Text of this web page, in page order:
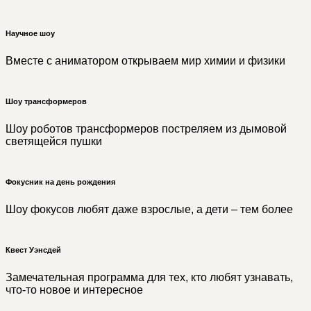
Научное шоу
Вместе с аниматором открываем мир химии и физики
Шоу трансформеров
Шоу роботов трансформеров постреляем из дымовой
светящейся пушки
Фокусник на день рождения
Шоу фокусов любят даже взрослые, а дети – тем более
Квест Уэнсдей
Замечательная программа для тех, кто любят узнавать,
что-то новое и интересное